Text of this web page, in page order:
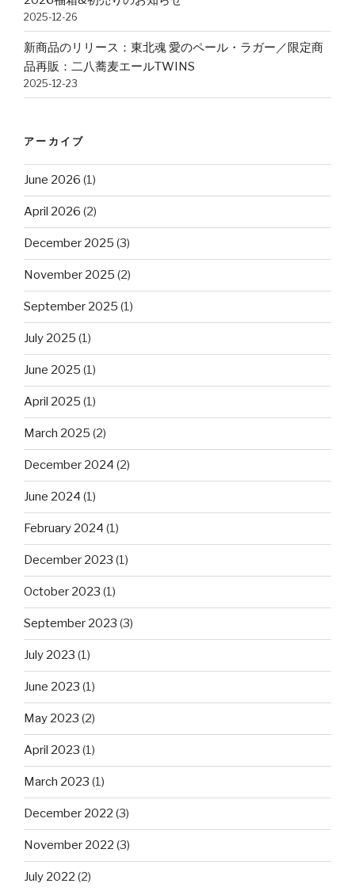
2025-12-26
新商品のリリース：東北魂 愛のペール・ラガー／限定商
品再販：二八蕎麦エールTWINS
2025-12-23
アーカイブ
June 2026 (1)
April 2026 (2)
December 2025 (3)
November 2025 (2)
September 2025 (1)
July 2025 (1)
June 2025 (1)
April 2025 (1)
March 2025 (2)
December 2024 (2)
June 2024 (1)
February 2024 (1)
December 2023 (1)
October 2023 (1)
September 2023 (3)
July 2023 (1)
June 2023 (1)
May 2023 (2)
April 2023 (1)
March 2023 (1)
December 2022 (3)
November 2022 (3)
July 2022 (2)